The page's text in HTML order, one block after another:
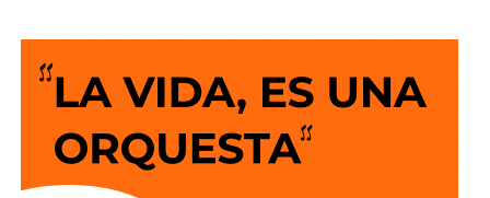
desinformación sin convertir una regulación de los
medios en una herramienta para limitar la libertad de
expresión?
En ese contexto, la senadora Ruth González fue
cuestionada sobre si consideraba necesaria alguna